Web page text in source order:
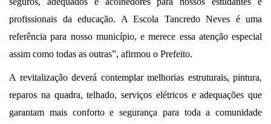
profissionais da educação. A Escola Tancredo Neves é uma
referência para nosso município, e merece essa atenção especial
assim como todas as outras”, afirmou o Prefeito.
A revitalização deverá contemplar melhorias estruturais, pintura,
reparos na quadra, telhado, serviços elétricos e adequações que
garantam mais conforto e segurança para toda a comunidade